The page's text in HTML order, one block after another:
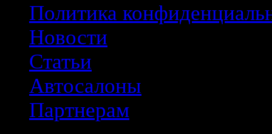
Политика
Новости
Статьи
Автосалоны
Партнерам